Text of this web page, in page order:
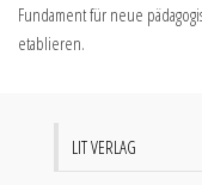
Fundament für neue
etablieren.
LIT VERLAG